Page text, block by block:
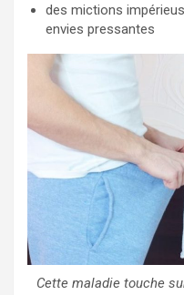
des mictions
envies pressantes
Cette maladie touche